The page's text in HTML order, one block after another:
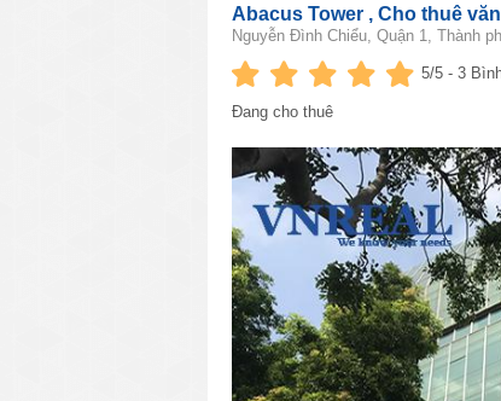
Abacus Tower , Cho thuê
Nguyễn Đình Chiểu, Quận 1, Thành
5/5 - 3
Đang cho thuê